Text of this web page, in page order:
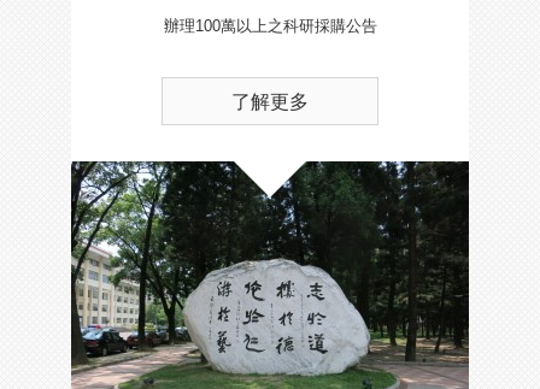
辦理100萬以上之科研採購公告
了解更多